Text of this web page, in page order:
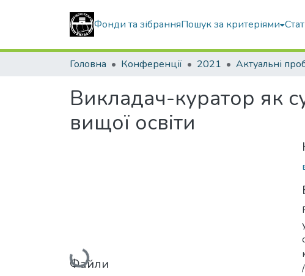
Фонди та зібранняПошук за критеріями
Головна Конференції 2021
Викладач-куратор як
вищої освіти
Вантажиться...
Файли